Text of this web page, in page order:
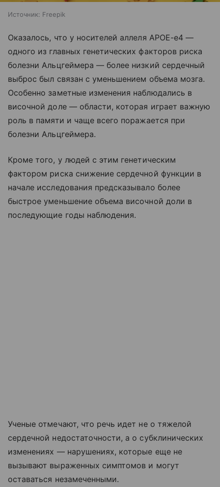
Источник: Freepik
Оказалось, что у носителей аллеля APOE-e4 —
одного из главных генетических факторов риска
болезни Альцгеймера — более низкий сердечный
выброс был связан с уменьшением объема мозга.
Особенно заметные изменения наблюдались в
височной доле — области, которая играет важную
роль в памяти и чаще всего поражается при
болезни Альцгеймера.
Кроме того, у людей с этим генетическим
фактором риска снижение сердечной функции в
начале исследования предсказывало более
быстрое уменьшение объема височной доли в
последующие годы наблюдения.
Ученые отмечают, что речь идет не о тяжелой
сердечной недостаточности, а о субклинических
изменениях — нарушениях, которые еще не
вызывают выраженных симптомов и могут
оставаться незамеченными.